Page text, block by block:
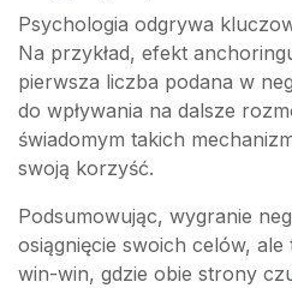
Psychologia odgrywa
Na przykład, efekt
pierwsza liczba podana w
do wpływania na dalsze
świadomym takich
swoją korzyść.
Podsumowując, wygranie
osiągnięcie swoich celów,
win-win, gdzie obie strony